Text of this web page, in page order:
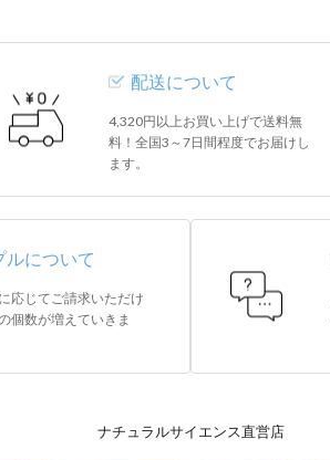
配送について
4,320円以上お買い上げで送料無
料！全国3～7日間程度でお届けし
ます。
ルについて
応じてご請求いただけ
個数が増えていきま
ナチュラルサイエンス直営店